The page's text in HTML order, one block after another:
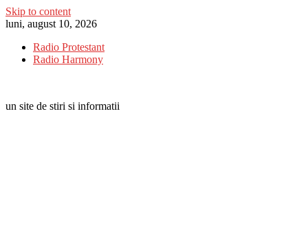
Skip to content
luni, august 10, 2026
Radio Protestant
Radio Harmony
un site de stiri si informatii